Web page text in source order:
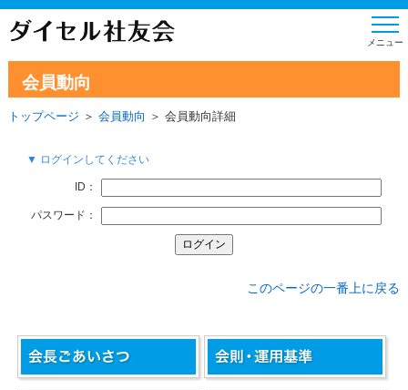
会員動向
トップページ ＞ 会員動向 ＞ 会員動向詳細
▼ ログインしてください
ID：
パスワード：
このページの一番上に戻る